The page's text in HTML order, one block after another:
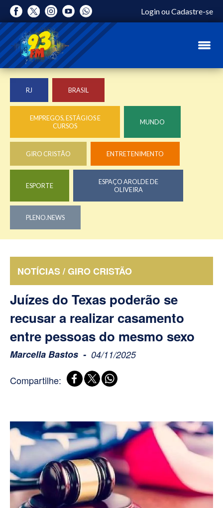
LoginouCadastre-se
RJ BRASIL
EMPREGOS, ESTÁGIOS E
CURSOS
MUNDO
GIRO CRISTÃO ENTRETENIMENTO
ESPORTE
ESPAÇO AROLDE DE
OLIVEIRA
PLENO.NEWS
NOTÍCIAS / GIRO CRISTÃO
Juízes do Texas poderão se
recusar a realizar casamento
entre pessoas do mesmo sexo
Marcella Bastos 04/11/2025
Compartilhe: